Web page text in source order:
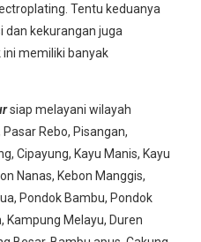
Tentu keduanya
dan kekurangan juga
ini memiliki banyak
siap melayani wilayah
Rebo, Pisangan,
Cipayung, Kayu Manis, Kayu
Nanas, Kebon Manggis,
Pondok Bambu, Pondok
Kampung Melayu, Duren